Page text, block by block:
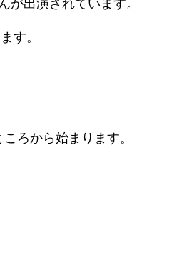
が出演されています。
す。
ろから始まります。